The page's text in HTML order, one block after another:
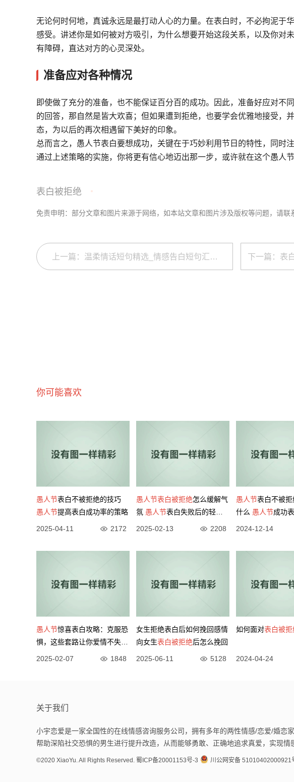
无论何时何地，真诚永远是最打动人心的力量。在表白时，不必拘泥于
感受。讲述你是如何被对方吸引，为什么想要开始这段关系，以及你对
有障碍，直达对方的心灵深处。
准备应对各种情况
即使做了充分的准备，也不能保证百分百的成功。因此，准备好应对不
的回答，那自然是皆大欢喜；但如果遭到拒绝，也要学会优雅地接受，
态，为以后的再次相遇留下美好的印象。
总而言之，愚人节表白要想成功，关键在于巧妙利用节日的特性，同时
通过上述策略的实施，你将更有信心地迈出那一步，或许就在这个愚人
表白被拒绝
免责申明：部分文章和图片来源于网络，如本站文章和图片涉及版权等问题，请联
上一篇：温柔情话短句精选_情感告白短句汇总_浪漫温柔爱意诉诸笔尖
你可能喜欢
愚人节表白不被拒绝的技巧
愚人节提高表白成功率的策略
2025-04-11 2172
愚人节表白被拒绝怎么缓解气
氛 愚人节表白失败后的轻松
化解技巧
2025-02-13 2208
愚人节表白不被
什么 愚人节成功
与方法
2024-12-14
愚人节惊喜表白攻略：克服恐
惧，这些套路让你爱情不失
误！
2025-02-07 1848
女生拒绝表白后如何挽回感情
向女生表白被拒绝后怎么挽回
2025-06-11 5128
如何面对表白被拒
2024-04-24
关于我们
小宇恋爱是一家全国性的在线情感咨询服务公司，拥有多年的两性情感/恋爱/婚恋
帮助深陷社交恐惧的男生进行提升改造，从而能够勇敢、正确地追求真爱，实现情
©2020 XiaoYu. All Rights Reserved. 蜀ICP备20001153号-3 川公网安备 51010402000921